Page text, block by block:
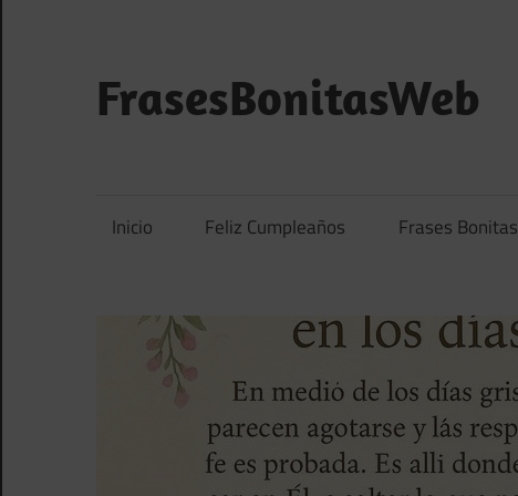
contenido
FrasesBonitasWeb
Inicio Feliz Cumpleaños Frases Bonitas